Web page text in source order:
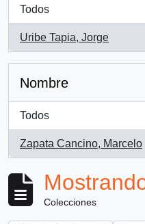
Todos
Uribe Tapia, Jorge
, 1 resultados
Nombre
Todos
Zapata Cancino, Marcelo
, 1 resultados
Colecciones